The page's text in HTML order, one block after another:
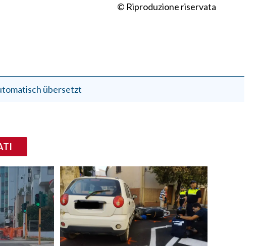
© Riproduzione riservata
übersetzt